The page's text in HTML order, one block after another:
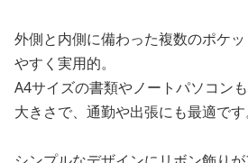
外側と内側に備わった複数のポケ
やすく実用的。
A4サイズの書類やノートパソコン
大きさで、通勤や出張にも最適です